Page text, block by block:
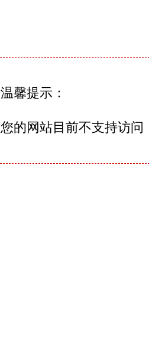
温馨提示：
您的网站目前不支持访